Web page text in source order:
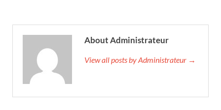
About Administrateur
View all posts by Administrateur →